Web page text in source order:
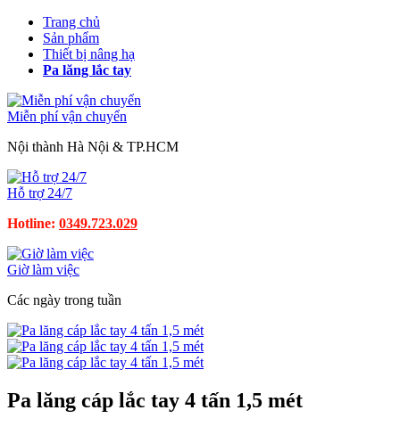
Trang chủ
Sản phẩm
Thiết bị nâng hạ
Pa lăng lắc tay
Miễn phí vận chuyển
Nội thành Hà Nội & TP.HCM
Hỗ trợ 24/7
Hotline: 0349.723.029
Giờ làm việc
Các ngày trong tuần
Pa lăng cáp lắc tay 4 tấn 1,5 mét